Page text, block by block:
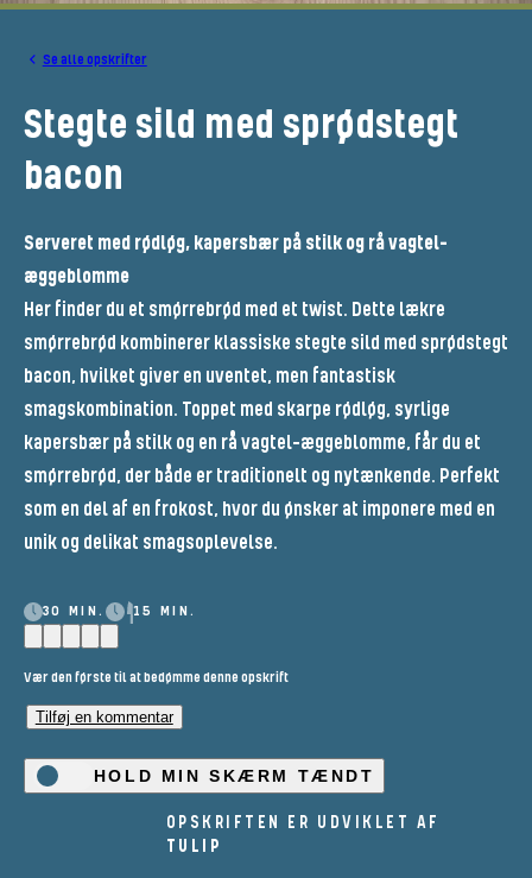
Se alle opskrifter
Stegte sild med sprødstegt
bacon
Serveret med rødløg, kapersbær på stilk og rå vagtel-
æggeblomme
Her finder du et smørrebrød med et twist. Dette lækre
smørrebrød kombinerer klassiske stegte sild med sprødstegt
bacon, hvilket giver en uventet, men fantastisk
smagskombination. Toppet med skarpe rødløg, syrlige
kapersbær på stilk og en rå vagtel-æggeblomme, får du et
smørrebrød, der både er traditionelt og nytænkende. Perfekt
som en del af en frokost, hvor du ønsker at imponere med en
unik og delikat smagsoplevelse.
30 MIN. 15 MIN.
Vær den første til at bedømme denne opskrift
Tilføj en kommentar
HOLD MIN SKÆRM TÆNDT
OPSKRIFTEN ER UDVIKLET AF
TULIP